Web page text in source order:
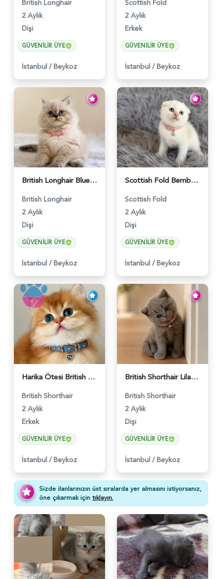
British Longhair
2 Aylık
Dişi
GÜVENILIR ÜYE
İstanbul / Beykoz
Scottish Fold
2 Aylık
Erkek
GÜVENILIR ÜYE
İstanbul / Beykoz
British Longhair Blue Point Afrodit Yuva Arıyor - 6118
British Longhair
2 Aylık
Dişi
GÜVENILIR ÜYE
İstanbul / Beykoz
Scottish Fold Bembeyaz Pembe Burun Yavrumuz - 6120
Scottish Fold
2 Aylık
Dişi
GÜVENILIR ÜYE
İstanbul / Beykoz
Harika Ötesi British Longhair Golden Parlayan Yıldız - 6141
British Shorthair
2 Aylık
Erkek
GÜVENILIR ÜYE
İstanbul / Beykoz
British Shorthair Lilac Dişi Tatlı Kızımız - 5236
British Shorthair
2 Aylık
Dişi
GÜVENILIR ÜYE
İstanbul / Beykoz
Sizde ilanlarınızın üst sıralarda yer almasını istiyorsanız,
öne çıkarmak için tıklayın.